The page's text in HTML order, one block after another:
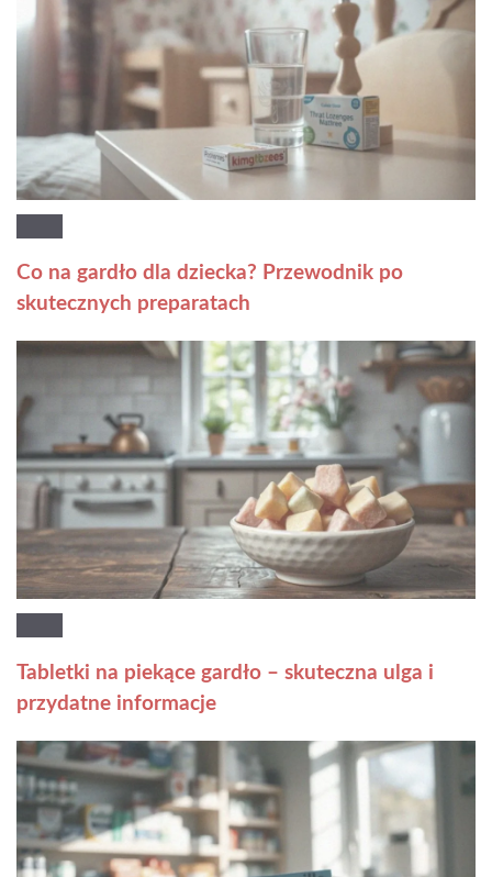
Co na gardło dla dziecka? Przewodnik po
skutecznych preparatach
Tabletki na piekące gardło – skuteczna ulga i
przydatne informacje